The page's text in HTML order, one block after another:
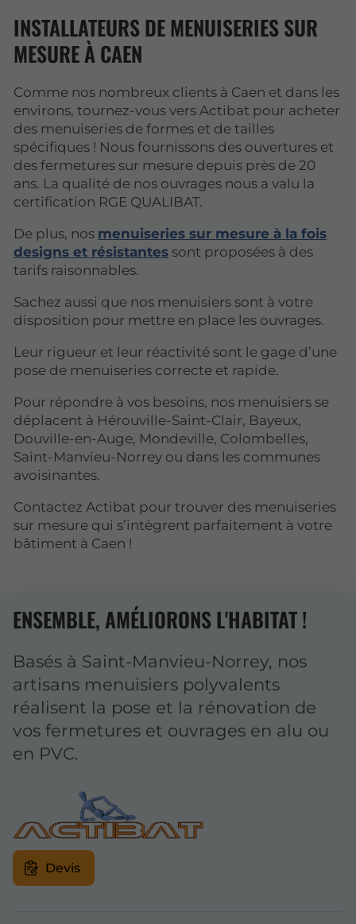
INSTALLATEURS DE MENUISERIES SUR
MESURE À CAEN
Comme nos nombreux clients à Caen et dans les
environs, tournez-vous vers Actibat pour acheter
des menuiseries de formes et de tailles
spécifiques ! Nous fournissons des ouvertures et
des fermetures sur mesure depuis près de 20
ans. La qualité de nos ouvrages nous a valu la
certification RGE QUALIBAT.
De plus, nos menuiseries sur mesure à la fois
designs et résistantes sont proposées à des
tarifs raisonnables.
Sachez aussi que nos menuisiers sont à votre
disposition pour mettre en place les ouvrages.
Leur rigueur et leur réactivité sont le gage d’une
pose de menuiseries correcte et rapide.
Pour répondre à vos besoins, nos menuisiers se
déplacent à Hérouville-Saint-Clair, Bayeux,
Douville-en-Auge, Mondeville, Colombelles,
Saint-Manvieu-Norrey ou dans les communes
avoisinantes.
Contactez Actibat pour trouver des menuiseries
sur mesure qui s’intègrent parfaitement à votre
bâtiment à Caen !
ENSEMBLE, AMÉLIORONS L'HABITAT !
Basés à Saint-Manvieu-Norrey, nos
artisans menuisiers polyvalents
réalisent la pose et la rénovation de
vos fermetures et ouvrages en alu ou
en PVC.
Devis